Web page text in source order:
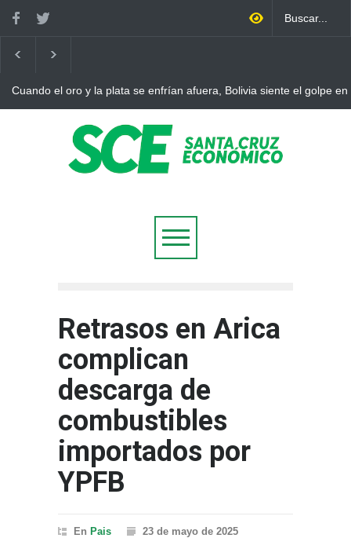
Cuando el oro y la plata se enfrían afuera, Bolivia siente el golpe en
Retrasos en Arica
complican
descarga de
combustibles
importados por
YPFB
En Pais 23 de mayo de 2025